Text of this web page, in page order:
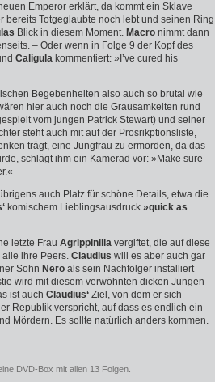
Emperor erklärt, da kommt ein Sklave
bereits Totgeglaubte noch lebt und seinen Ring
Blick in diesem Moment. Macro nimmt dann
– Oder wenn in Folge 9 der Kopf des
Caligula kommentiert: »I’ve cured his
Begebenheiten also auch so brutal wie
hier auch noch die Grausamkeiten rund
vom jungen Patrick Stewart) und seiner
steht auch mit auf der Prosrikptionsliste,
trägt, eine Jungfrau zu ermorden, da das
schlägt ihm ein Kamerad vor: »Make sure
auch Platz für schöne Details, etwa die
komischem Lieblingsausdruck »quick as
letzte Frau Agrippinilla vergiftet, die auf diese
ihre Peers. Claudius will es aber auch gar
Sohn Nero als sein Nachfolger installiert
wird mit diesem verwöhnten dicken Jungen
ist auch Claudius‘ Ziel, von dem er sich
Republik verspricht, auf dass es endlich ein
Mördern. Es sollte natürlich anders kommen.
DVD-Box mit allen 13 Folgen.